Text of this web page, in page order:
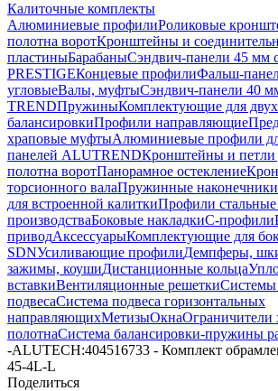
Калиточные комплекты
Алюминиевые профилиРоликовые
полотна воротКронштейны и
пластиныБарабаныСэндвич-панели 45 мм
PRESTIGEКонцевые профилиФальш-
угловыеВалы, муфтыСэндвич-панели 40
TRENDПружиныКомплектующие для
балансировкиПрофили направляющие
храповые муфтыАлюминиевые профили
панелей ALUTRENDКронштейны и петли
полотна воротПанорамное остекление
торсионного валаПружинные наконечники
для встроенной калиткиПрофили стальные
производстваБоковые накладкиС-профили
приводАксессуарыКомплектующие для
SDNУсиливающие профилиДемпферы,
зажимы, коушиДистанционные кольца
вставкиВентиляционные решетки
подвесаСистема подвеса горизонтальных
направляющихМетизыОкнаОграничители
полотнаСистема балансировки-пружины
-ALUTECH:404516733 - Комплект
45-4L-L
Поделиться